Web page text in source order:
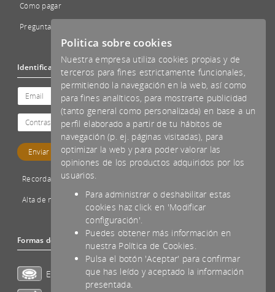
Cómo pagar
Preguntas Frecuentes - FAQs
Identificación
Recordar password
Alta de nuevo cliente
Formas de pago aceptadas
Efectivo
Politica sobre cookies
Nuestra empresa utiliza cookies propias y de
terceros para fines estrictamente funcionales,
permitiendo la navegación en la web, así como
para fines analíticos, para mostrarte publicidad
(tanto general como personalizada) en base a un
perfil elaborado a partir de tu hábitos de
navegación (p. ej. páginas visitadas), para
optimizar la web y para poder valorar las
opiniones de los productos adquiridos por los
usuarios.
Para administrar o deshabilitar estas
cookies haz click en 'Modificar
configuración'.
Puedes obtener más información en
nuestra Política de Cookies.
Pulsa el botón 'Aceptar' para confirmar
que has leído y aceptado la información
presentada.